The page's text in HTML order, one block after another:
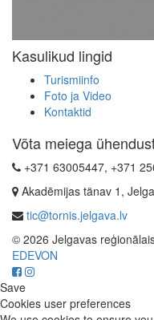
Kasulikud lingid
Turismiinfo
Foto ja Video
Kontaktid
Võta meiega
+371 63005447, +371
Akadēmijas tänav 1,
tic@tornis.jelgava.lv
© 2026 Jelgavas
EDEVON
Save
Cookies user preferences